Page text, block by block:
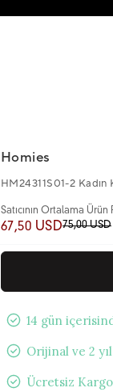
Homies
HM24311S01-2 Kadın
Satıcının Ortalama Ürün
67,50 USD75,00 USD
14 gün
Orijinal ve 2
Ücretsiz Kargo